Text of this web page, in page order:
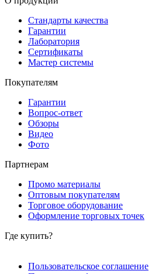
Стандарты качества
Гарантии
Лаборатория
Сертификаты
Мастер системы
Покупателям
Гарантии
Вопрос-ответ
Обзоры
Видео
Фото
Партнерам
Промо материалы
Оптовым покупателям
Торговое оборудование
Оформление торговых точек
Где купить?
Пользовательское соглашение